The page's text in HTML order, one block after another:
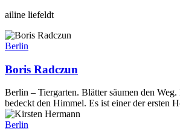
ailine liefeldt
Berlin
Boris Radczun
Berlin – Tiergarten. Blätter säumen den Weg.
bedeckt den Himmel. Es ist einer der ersten
Berlin